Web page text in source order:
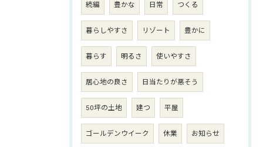
続編 豊かな 日常 つくる
暮らしやすさ リゾート 豊かに
暮らす 明るさ 使いやすさ
居心地の良さ 日当たりが悪そう
50坪の土地 建つ 平屋
ゴールデンウイーク 休業 お知らせ